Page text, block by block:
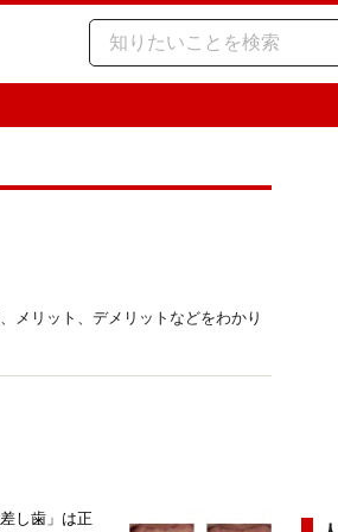
メリット、デメリットなどをわかり
し歯」は正